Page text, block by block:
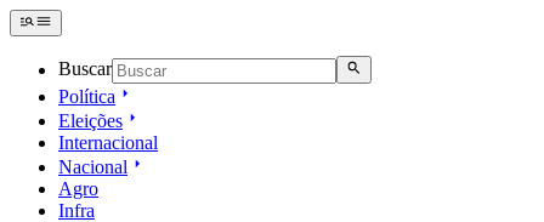
Buscar
Política
Eleições
Internacional
Nacional
Agro
Infra